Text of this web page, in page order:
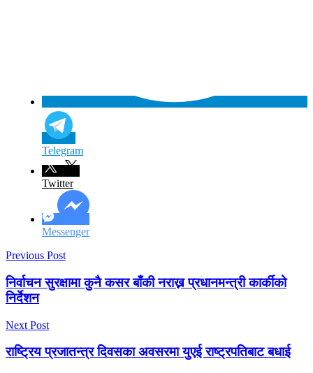
Telegram
Twitter
Messenger
Previous Post
निर्वाचन सुरक्षामा कुनै कसर बाँकी नराख्न प्रधानमन्त्री कार्कीको
निर्देशन
Next Post
राष्ट्रिय प्रजातन्त्र दिवसका अवसरमा युएई राष्ट्रपतिबाट बधाई